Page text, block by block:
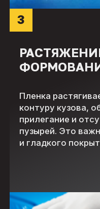
Пленка
контуру кузова,
прилегание и
пузырей. Это
и гладкого
3